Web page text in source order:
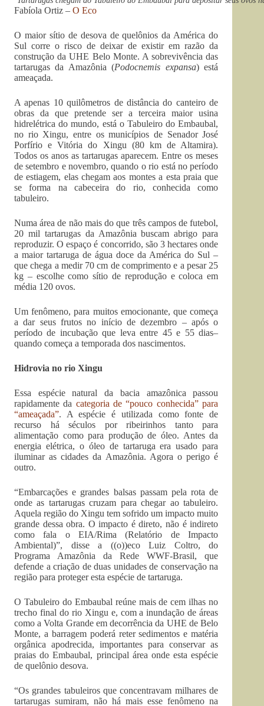
Fabíola Ortiz – O Eco
O maior sítio de desova de quelônios da América do
Sul corre o risco de deixar de existir em razão da
construção da UHE Belo Monte. A sobrevivência das
tartarugas da Amazônia (Podocnemis expansa) está
ameaçada.
A apenas 10 quilômetros de distância do canteiro de
obras da que pretende ser a terceira maior usina
hidrelétrica do mundo, está o Tabuleiro do Embaubal,
no rio Xingu, entre os municípios de Senador José
Porfírio e Vitória do Xingu (80 km de Altamira).
Todos os anos as tartarugas aparecem. Entre os meses
de setembro e novembro, quando o rio está no período
de estiagem, elas chegam aos montes a esta praia que
se forma na cabeceira do rio, conhecida como
tabuleiro.
Numa área de não mais do que três campos de futebol,
20 mil tartarugas da Amazônia buscam abrigo para
reproduzir. O espaço é concorrido, são 3 hectares onde
a maior tartaruga de água doce da América do Sul –
que chega a medir 70 cm de comprimento e a pesar 25
kg – escolhe como sítio de reprodução e coloca em
média 120 ovos.
Um fenômeno, para muitos emocionante, que começa
a dar seus frutos no início de dezembro – após o
período de incubação que leva entre 45 e 55 dias–
quando começa a temporada dos nascimentos.
Hidrovia no rio Xingu
Essa espécie natural da bacia amazônica passou
rapidamente da categoria de “pouco conhecida” para
“ameaçada”. A espécie é utilizada como fonte de
recurso há séculos por ribeirinhos tanto para
alimentação como para produção de óleo. Antes da
energia elétrica, o óleo de tartaruga era usado para
iluminar as cidades da Amazônia. Agora o perigo é
outro.
“Embarcações e grandes balsas passam pela rota de
onde as tartarugas cruzam para chegar ao tabuleiro.
Aquela região do Xingu tem sofrido um impacto muito
grande dessa obra. O impacto é direto, não é indireto
como fala o EIA/Rima (Relatório de Impacto
Ambiental)”, disse a ((o))eco Luiz Coltro, do
Programa Amazônia da Rede WWF-Brasil, que
defende a criação de duas unidades de conservação na
região para proteger esta espécie de tartaruga.
O Tabuleiro do Embaubal reúne mais de cem ilhas no
trecho final do rio Xingu e, com a inundação de áreas
como a Volta Grande em decorrência da UHE de Belo
Monte, a barragem poderá reter sedimentos e matéria
orgânica apodrecida, importantes para conservar as
praias do Embaubal, principal área onde esta espécie
de quelônio desova.
“Os grandes tabuleiros que concentravam milhares de
tartarugas sumiram, não há mais esse fenômeno na